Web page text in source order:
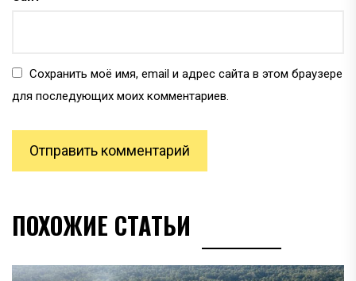
Сохранить моё имя, email и адрес сайта в этом браузере
для последующих моих комментариев.
ПОХОЖИЕ СТАТЬИ